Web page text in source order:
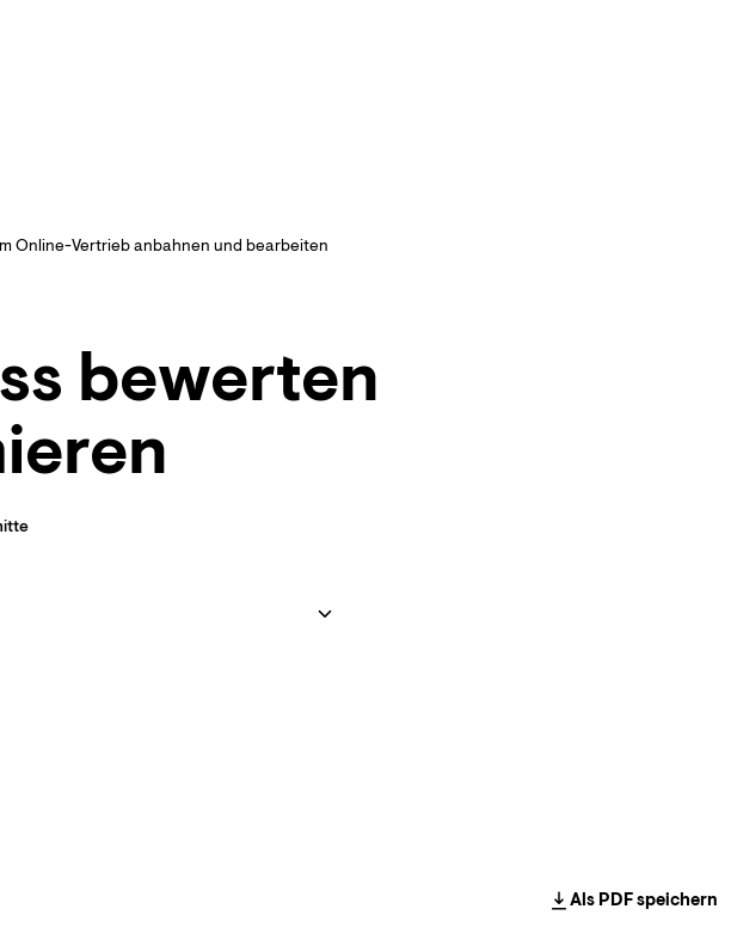
Online-Vertrieb anbahnen und bearbeiten
bewerten
Als PDF speichern